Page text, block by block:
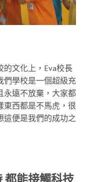
的文化上，Eva校長
們學校是一個超級充
永遠不放棄，大家都
東西都是不馬虎，很
這便是我們的成功之
都能接觸科技